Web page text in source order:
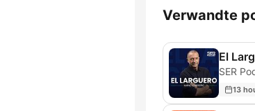
Verwandte
El
SER
13